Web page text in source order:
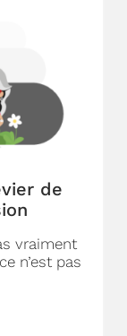
de
vraiment
n’est pas